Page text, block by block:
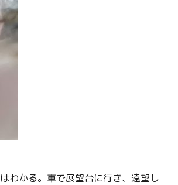
わかる。車で展望台に行き、遠望し